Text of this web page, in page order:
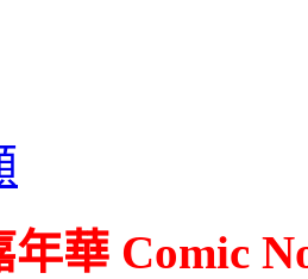
年華 Comic